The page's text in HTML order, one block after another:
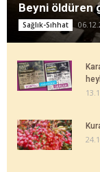
Beyni öldüren
Sağlık-Sıhhat